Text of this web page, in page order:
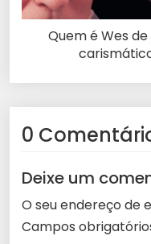
Quem é Wes
0
Deixe um
O seu endereço de
Campos